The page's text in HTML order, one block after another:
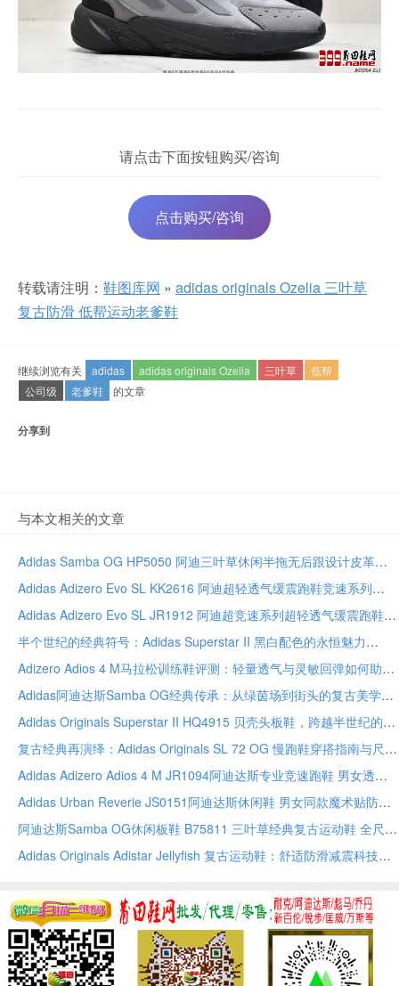
请点击下面按钮购买/咨询
点击购买/咨询
转载请注明： 鞋图库网 » adidas originals Ozelia 三叶草
复古防滑 低帮运动老爹鞋
继续浏览有关 adidas adidas originals Ozelia 三叶草
低帮
公司级
老爹鞋 的文章
分享到
与本文相关的文章
Adidas Samba OG HP5050 阿迪三叶草休闲半拖无后跟设计皮革拼接鞋面生胶大底防滑耐磨一脚蹬
Adidas Adizero Evo SL KK2616 阿迪超轻透气缓震跑鞋竞速系列
Adidas Adizero Evo SL JR1912 阿迪超竞速系列超轻透气缓震跑鞋
半个世纪的经典符号：Adidas Superstar II 黑白配色的永恒魅力
Adizero Adios 4 M马拉松训练鞋评测：轻量透气与灵敏回弹如何助力速度突破
Adidas阿迪达斯Samba OG经典传承：从绿茵场到街头的复古美学与日常搭配全指南
Adidas Originals Superstar II HQ4915 贝壳头板鞋，跨越半世纪的街头符号与穿搭指南
复古经典再演绎：Adidas Originals SL 72 OG 慢跑鞋穿搭指南与尺码解析
Adidas Adizero Adios 4 M JR1094阿迪达斯专业竞速跑鞋 男女透气轻量训练跑步鞋36-46码
Adidas Urban Reverie JS0151阿迪达斯休闲鞋 男女同款魔术贴防滑耐磨舒适百搭36-41码
阿迪达斯Samba OG休闲板鞋 B75811 三叶草经典复古运动鞋 全尺码现货发售
Adidas Originals Adistar Jellyfish 复古运动鞋：舒适防滑减震科技，重塑千禧年经典设计